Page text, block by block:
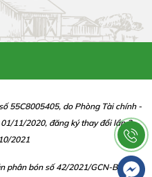
55C8005405, do Phòng Tài chính -
11/2020, đăng ký thay đổi lần 2
2021
phân bón số 42/2021/GCN-BBP do